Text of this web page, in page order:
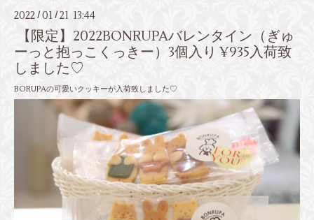
2022 /01 /21 13:44
【限定】2022BONRUPAバレンタイン（ぎゅ
ーっと抱っこくっきー）3個入り ¥935入荷致
しました♡
BORUPAの可愛いクッキーが入荷致しました♡